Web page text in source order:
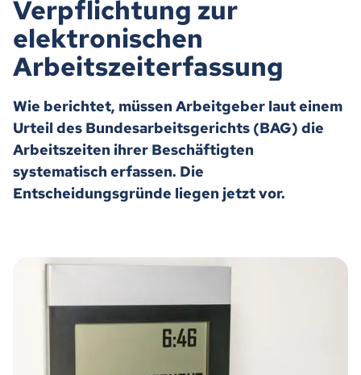
Verpflichtung zur
elektronischen
Arbeitszeiterfassung
Wie berichtet, müssen Arbeitgeber laut einem
Urteil des Bundesarbeitsgerichts (BAG) die
Arbeitszeiten ihrer Beschäftigten
systematisch erfassen. Die
Entscheidungsgründe liegen jetzt vor.